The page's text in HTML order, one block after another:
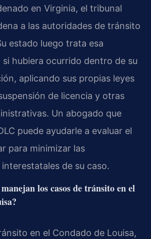
en Virginia, el tribunal
a las autoridades de tránsito
estado luego trata esa
hubiera ocurrido dentro de su
aplicando sus propias leyes
de licencia y otras
Un abogado que
puede ayudarle a evaluar el
para minimizar las
de su caso.
los casos de tránsito en el
en el Condado de Louisa,